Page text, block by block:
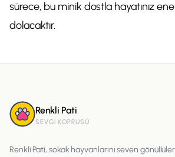
sürece, bu minik dostla hayatınız
dolacaktır.
Renkli Pati
SEVGI KÖPRÜSÜ
Renkli Pati, sokak hayvanlarını seven